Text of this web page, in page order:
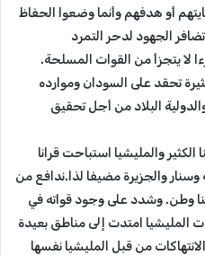
أو هدفهم وأنما وضعوا الحفاظ
الجهود لدحر التمرد
لا يتجزأ من القوات المسلحة.
تحقد على السودان وموارده
البلاد من أجل تحقيق
والمليشيا استباحت قرانا
وسنار والجزيرة مضيفا لذا.ندافع من
وطن. وشدد على وجود قواته في
المليشيا امتدت إلى مناطق بعيدة
من قبل المليشيا نفسها